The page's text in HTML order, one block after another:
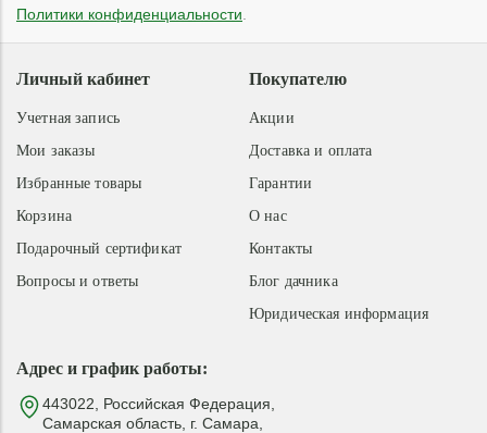
Политики конфиденциальности
Адрес и график работы:
443022, Российская Федерация,
Самарская область, г. Самара,
Покупателю
Акции
Доставка и оплата
Гарантии
О нас
Контакты
Блог дачника
Юридическая информация
Личный кабинет
Учетная запись
Мои заказы
Избранные товары
Корзина
Подарочный сертификат
Вопросы и ответы